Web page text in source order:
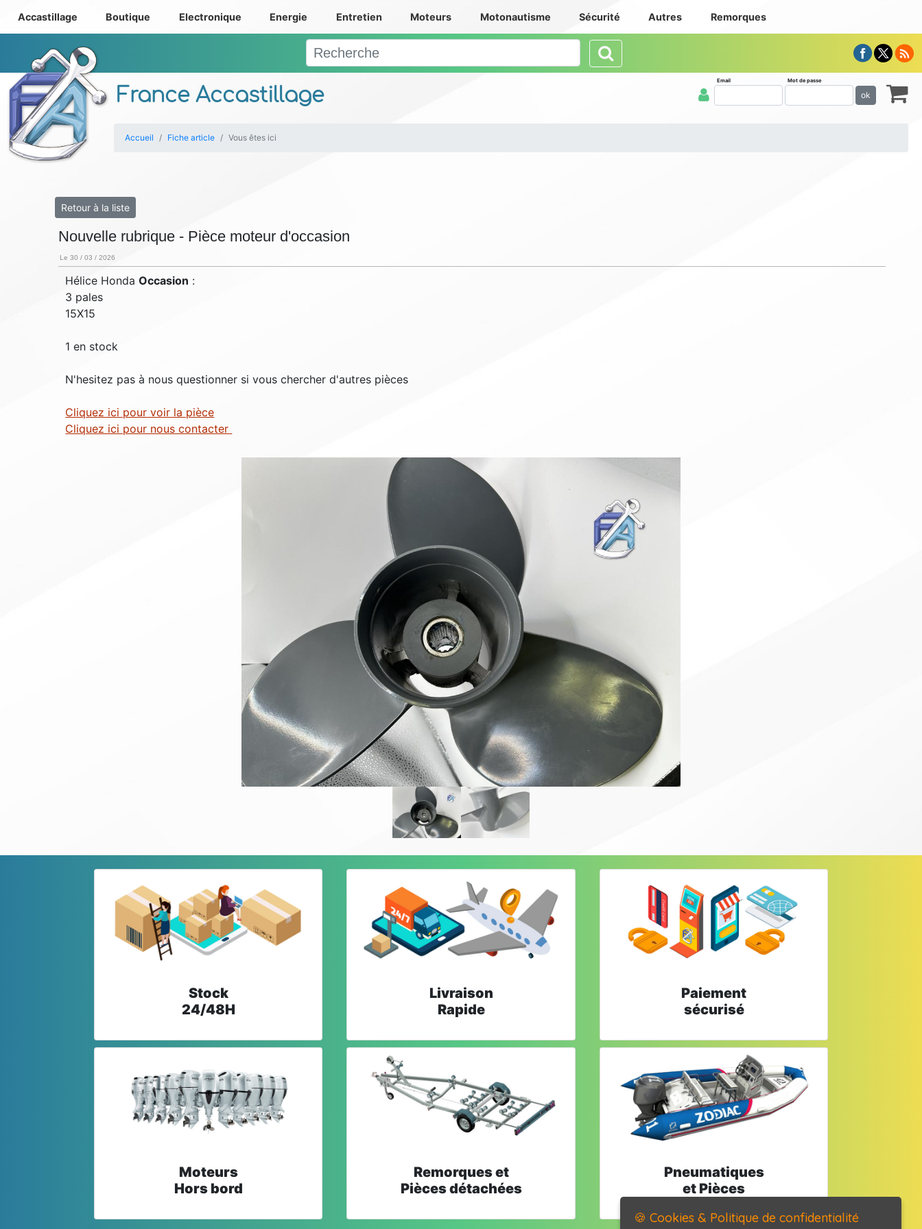
France Accastillage
Accastillage Boutique Electronique Energie Entretien Moteurs Motonautisme Sécurité Autres Remorques
Email Mot de passe
ok
Accueil Fiche article Vous êtes ici
Retour à la liste
Nouvelle rubrique - Pièce moteur d'occasion
Le 30 / 03 / 2026
Hélice HondaOccasion :
3 pales
15X15
1 en stock
N'hesitez pas à nous questionner si vous chercher d'autres pièces
Cliquez ici pour voir la pièce
Cliquez ici pour nous contacter
Stock
24/48H
Livraison
Rapide
Paiement
sécurisé
Moteurs
Hors bord
Remorques et
Pièces détachées
Pneumatiques
et Pièces
🍪 Cookies & Politique de confidentialité